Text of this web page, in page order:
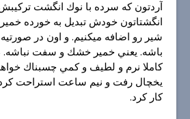
آردتون كه سرده با نوك انگشت
انگشتاتون خودش تبديل به خورده
شير رو اضافه ميكنيم. و اون در
باشه. يعني خمير خشك و سفت نباشه.
كاملا نرم و لطيف و كمي چسبناك
يخچال رفت و نيم ساعت استراحت
كار كرد.